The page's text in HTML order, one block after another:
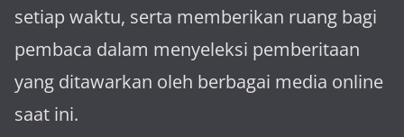
setiap waktu, serta memberikan ruang bagi
pembaca dalam menyeleksi pemberitaan
yang ditawarkan oleh berbagai media online
saat ini.